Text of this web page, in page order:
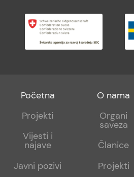
Footer
menu
Početna
Projekti
Vijesti i
najave
Javni pozivi
Footer
sub
O nama
Organi
saveza
Članice
Projekti